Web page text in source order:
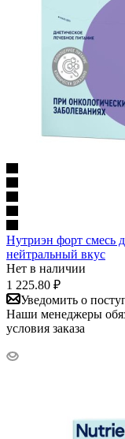
Нутриэн форт смесь
нейтральный вкус
Нет в наличии
1 225.80 ₽
Уведомить о
Наши менеджеры
условия заказа